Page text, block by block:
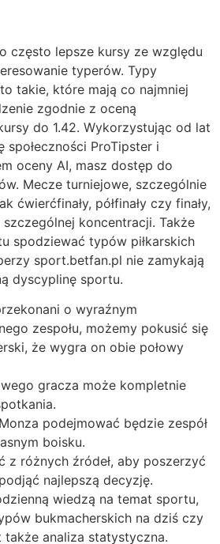
często lepsze kursy ze względu
typerów. Typy
takie, które mają co najmniej
zgodnie z oceną
do 1.42. Wykorzystując od lat
ProTipster i
oceny AI, masz dostęp do
Mecze turniejowe, szczególnie
ćwierćfinały, półfinały czy finały,
koncentracji. Także
spodziewać typów piłkarskich
sport.betfan.pl nie zamykają
dyscyplinę sportu.
o wyraźnym
zespołu, możemy pokusić się
że wygra on obie połowy
gracza może kompletnie
podejmować będzie zespół
boisku.
z różnych źródeł, aby poszerzyć
najlepszą decyzję.
wiedzą na temat sportu,
bukmacherskich na dziś czy
także analiza statystyczna.